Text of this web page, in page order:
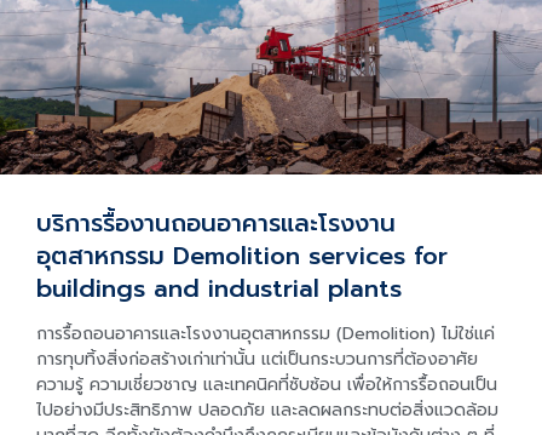
บริการรื้องานถอนอาคารและโรงงาน
อุตสาหกรรม Demolition services for
buildings and industrial plants
การรื้อถอนอาคารและโรงงานอุตสาหกรรม (Demolition) ไม่ใช่แค่
การทุบทิ้งสิ่งก่อสร้างเก่าเท่านั้น แต่เป็นกระบวนการที่ต้องอาศัย
ความรู้ ความเชี่ยวชาญ และเทคนิคที่ซับซ้อน เพื่อให้การรื้อถอนเป็น
ไปอย่างมีประสิทธิภาพ ปลอดภัย และลดผลกระทบต่อสิ่งแวดล้อม